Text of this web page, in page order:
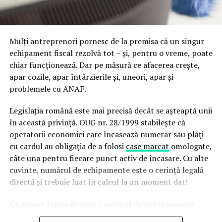
A doua direcție este administrarea conturilor de social
media pe Facebook/Instagram (Meta), TikTok și
LinkedIn, platforme cu publicuri și logici de funcționare
foarte diferite. Meta și TikTok rămân canalele principale
pentru brandurile orientate către consumatori, în timp
ce LinkedIn a devenit terenul standard pentru
companiile B2B și pentru construirea reputației
profesionale a fondatorilor.
Serviciul funcționează pe bază de abonament lunar și
include strategia de conținut, producția efectivă a
materialelor și gestionarea conturilor. Formula de
retainer, tot mai răspândită în industrie, răspunde unei
realități simple: social media nu funcționează în
campanii izolate, ci cere consecvență pe termen lung,
Mulți antreprenori pornesc de la premisa că un singur
echipament fiscal rezolvă tot – și, pentru o vreme, poate
chiar funcționează. Dar pe măsură ce afacerea crește,
apar cozile, apar întârzierile și, uneori, apar și
problemele cu ANAF.
Legislația română este mai precisă decât se așteaptă unii
în această privință. OUG nr. 28/1999 stabilește că
operatorii economici care încasează numerar sau plăți
cu cardul au obligația de a folosi case marcat omologate,
câte una pentru fiecare punct activ de încasare. Cu alte
cuvinte, numărul de echipamente este o cerință legală
directă și trebuie luat în calcul la un moment dat!